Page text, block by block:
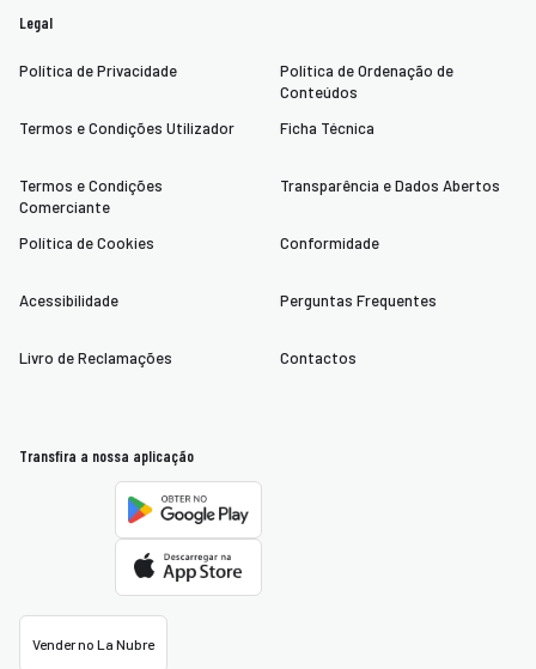
Legal
Política de Privacidade
Termos e Condições Utilizador
Termos e Condições
Comerciante
Política de Cookies
Acessibilidade
Livro de Reclamações
Política de Ordenação de
Conteúdos
Ficha Técnica
Transparência e Dados Abertos
Conformidade
Perguntas Frequentes
Contactos
Transfira a nossa aplicação
Vender no La Nubre